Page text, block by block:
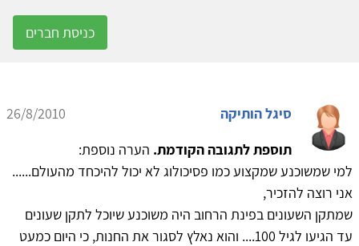
כניסת חברים
סיגל הותיקה
26/8/2010
תוספת לתגובה הקודמת. הערה נוספת:
למי שמשוכנע שמקצוע כמו פסיכולוג לא יכול להיכחד מהעולם......
אני רוצה להזכיר,
שמתקן השעונים בפינת הרחוב היה משוכנע שיוכל לתקן שעונים
עד הגיעו לגיל 100.... והוא נאלץ לסגור את החנות, כי היום כמעט